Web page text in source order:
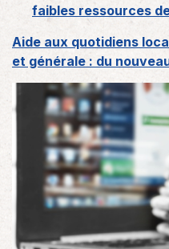
faibles ressources
Aide aux quotidiens
et générale : du